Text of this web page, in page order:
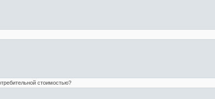
стоимостью?